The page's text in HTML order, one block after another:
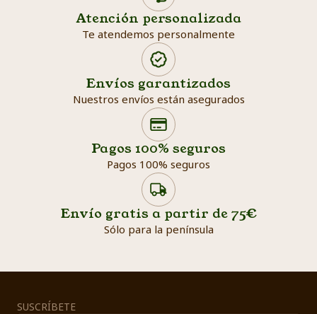
Atención personalizada
Te atendemos personalmente
Envíos garantizados
Nuestros envíos están asegurados
Pagos 100% seguros
Pagos 100% seguros
Envío gratis a partir de 75€
Sólo para la península
Search products
SUSCRÍBETE